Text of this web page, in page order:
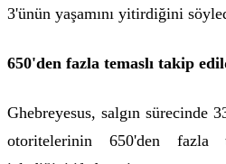
3'ünün yaşamını yitirdiğini
650'den fazla temaslı takip
Ghebreyesus, salgın sürecinde
otoritelerinin 650'den fazla